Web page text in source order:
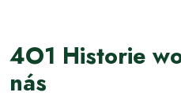
4O1 Historie
nás